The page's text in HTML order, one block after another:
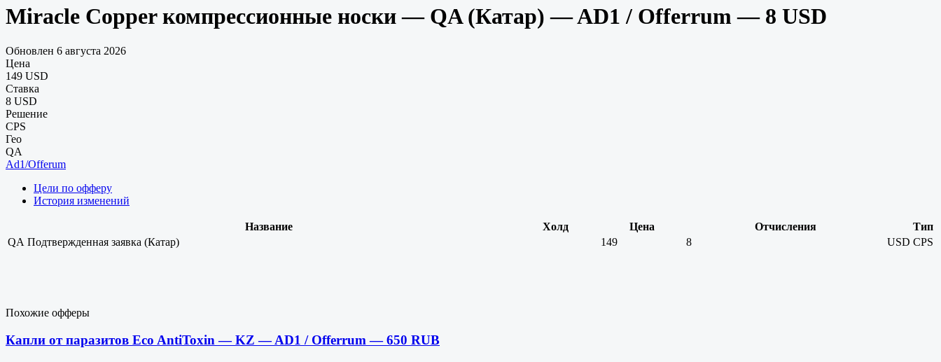
Miracle Copper компрессионные носки — QA (Катар) — AD1 / Offerrum — 8 USD
Обновлен 6 августа 2026
Цена
149 USD
Ставка
8 USD
Решение
CPS
Гео
QA
Ad1/Offerum
Цели по офферу
История изменений
Название Холд Цена Отчисления
Тип
QA Подтвержденная заявка (Катар) 149 8 USD CPS
Похожие офферы
Капли от паразитов Eco AntiToxin — KZ — AD1 / Offerrum — 650 RUB